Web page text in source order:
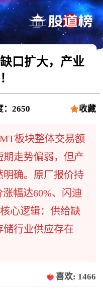
口扩大，产业
：2650 收藏
板块整体交易额
走势偏弱，但产
明确。原厂报价持
幅达60%、闪迪
心逻辑：供给缺
储行业供应存在
喜欢: 1466